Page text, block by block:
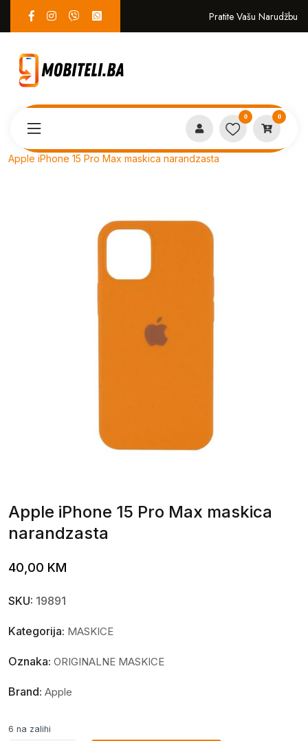
Pratite Vašu Narudžbu
0 0
Apple iPhone 15 Pro Max maskica narandzasta
Apple iPhone 15 Pro Max maskica
narandzasta
40,00 KM
SKU: 19891
Kategorija: MASKICE
Oznaka: ORIGINALNE MASKICE
Brand: Apple
6 na zalihi